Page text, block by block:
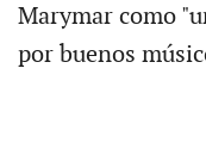
Marymar como
por buenos